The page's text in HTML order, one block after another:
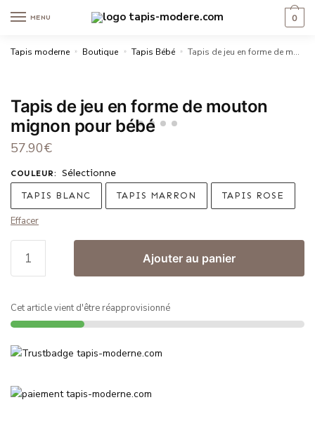
MENU 0
Tapis moderne » Boutique » Tapis Bébé » Tapis de jeu en forme de mouton mignon pour bébé
Tapis de jeu en forme de mouton
mignon pour bébé
57.90€
COULEUR: Sélectionne
TAPIS BLANC TAPIS MARRON TAPIS ROSE
Effacer
Ajouter au panier
Cet article vient d'être réapprovisionné